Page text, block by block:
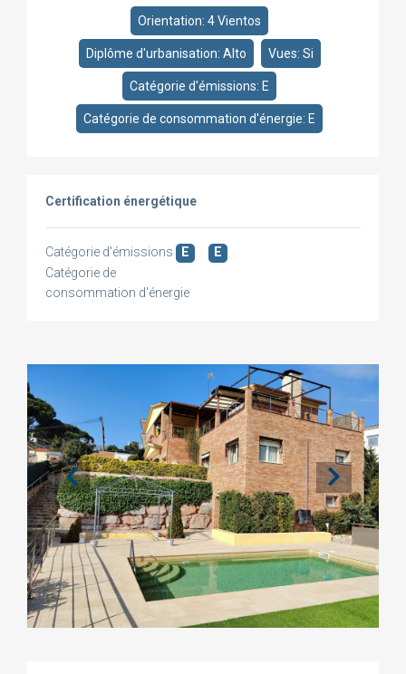
Orientation: 4 Vientos
Diplôme d'urbanisation: Alto Vues: Si
Catégorie d'émissions: E
Catégorie de consommation d'énergie: E
Certification énergétique
Catégorie d'émissions E
Catégorie de
consommation d'énergie
E